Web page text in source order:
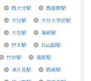
西大分駅
西屋敷駅
大分駅
大分大学前駅
大在駅
海崎駅
狩生駅
北山田駅
竹中駅
滝尾駅
津久見駅
鶴崎駅